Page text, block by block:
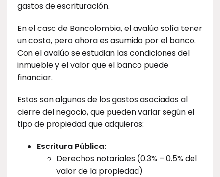
gastos de escrituración.
En el caso de Bancolombia, el avalúo solía tener
un costo, pero ahora es asumido por el banco.
Con el avalúo se estudian las condiciones del
inmueble y el valor que el banco puede
financiar.
Estos son algunos de los gastos asociados al
cierre del negocio, que pueden variar según el
tipo de propiedad que adquieras:
Escritura Pública:
Derechos notariales (0.3% – 0.5% del
valor de la propiedad)